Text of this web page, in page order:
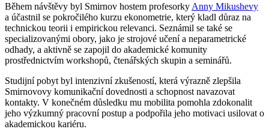
Během návštěvy byl Smirnov hostem profesorky Anny Mikushevy
a účastnil se pokročilého kurzu ekonometrie, který kladl důraz na
technickou teorii i empirickou relevanci. Seznámil se také se
specializovanými obory, jako je strojové učení a neparametrické
odhady, a aktivně se zapojil do akademické komunity
prostřednictvím workshopů, čtenářských skupin a seminářů.
Studijní pobyt byl intenzivní zkušeností, která výrazně zlepšila
Smirnovovy komunikační dovednosti a schopnost navazovat
kontakty. V konečném důsledku mu mobilita pomohla zdokonalit
jeho výzkumný pracovní postup a podpořila jeho motivaci usilovat o
akademickou kariéru.